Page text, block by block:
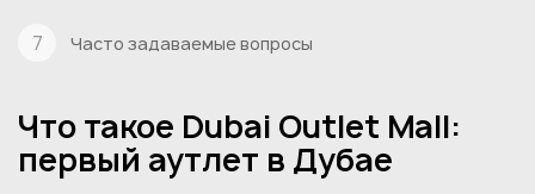
Часто задаваемые вопросы
Что такое Dubai Outlet Mall:
первый аутлет в Дубае